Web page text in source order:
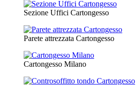
Sezione Uffici Cartongesso
Parete attrezzata Cartongesso
Cartongesso Milano